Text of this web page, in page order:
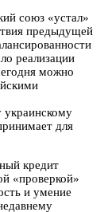
союз «устал»
предыдущей
реализации
можно
для
кредит
«проверкой»
и умение